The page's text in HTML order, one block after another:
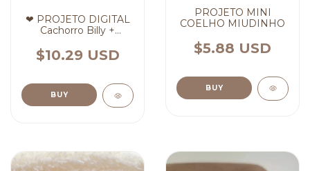
❤ PROJETO DIGITAL
Cachorro Billy +
BILLY ❤ (cópia) (cópia)
$10.29 USD
PROJETO MINI
COELHO MIUDINHO
$5.88 USD